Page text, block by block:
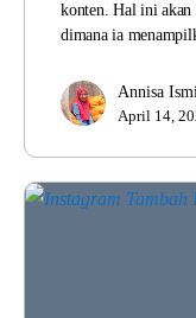
konten. Hal ini akan
dimana ia
Annisa
April 14,